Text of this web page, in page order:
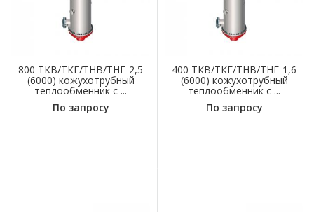
800 ТКВ/ТКГ/ТНВ/ТНГ-2,5
(6000) кожухотрубный
теплообменник с ...
По запросу
400 ТКВ/ТКГ/ТНВ/ТНГ-1,6
(6000) кожухотрубный
теплообменник с ...
По запросу